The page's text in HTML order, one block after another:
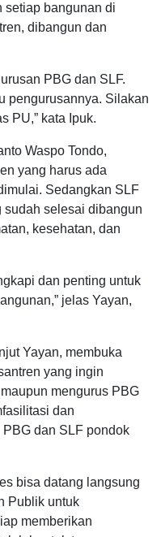
setiap bangunan di
dibangun dan
PBG dan SLF.
pengurusannya. Silakan
PU,” kata Ipuk.
Waspo Tondo,
yang harus ada
Sedangkan SLF
sudah selesai dibangun
kesehatan, dan
dan penting untuk
jelas Yayan,
Yayan, membuka
yang ingin
mengurus PBG
dan
dan SLF pondok
bisa datang langsung
Publik untuk
memberikan